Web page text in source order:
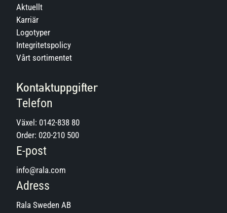
Aktuellt
Karriär
Logotyper
Integritetspolicy
Vårt sortimentet
Kontaktuppgifter
Telefon
Växel: 0142-838 80
Order: 020-210 500
E-post
info@rala.com
Adress
Rala Sweden AB